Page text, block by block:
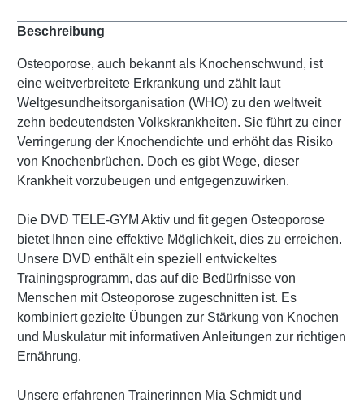
Beschreibung
Osteoporose, auch bekannt als Knochenschwund, ist
eine weitverbreitete Erkrankung und zählt laut
Weltgesundheitsorganisation (WHO) zu den weltweit
zehn bedeutendsten Volkskrankheiten. Sie führt zu einer
Verringerung der Knochendichte und erhöht das Risiko
von Knochenbrüchen. Doch es gibt Wege, dieser
Krankheit vorzubeugen und entgegenzuwirken.
Die DVD TELE-GYM Aktiv und fit gegen Osteoporose
bietet Ihnen eine effektive Möglichkeit, dies zu erreichen.
Unsere DVD enthält ein speziell entwickeltes
Trainingsprogramm, das auf die Bedürfnisse von
Menschen mit Osteoporose zugeschnitten ist. Es
kombiniert gezielte Übungen zur Stärkung von Knochen
und Muskulatur mit informativen Anleitungen zur richtigen
Ernährung.
Unsere erfahrenen Trainerinnen Mia Schmidt und